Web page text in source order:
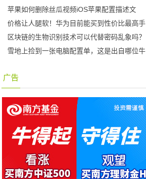
苹果如何删除丝瓜视频iOS苹果配置描述文
价格让人腿软！华为目前能买到性价比最高手
区块链的生物识别技术可以代替密码乱象吗？
雪地上捡到一张电脑配置单，这是出自哪位牛
广告